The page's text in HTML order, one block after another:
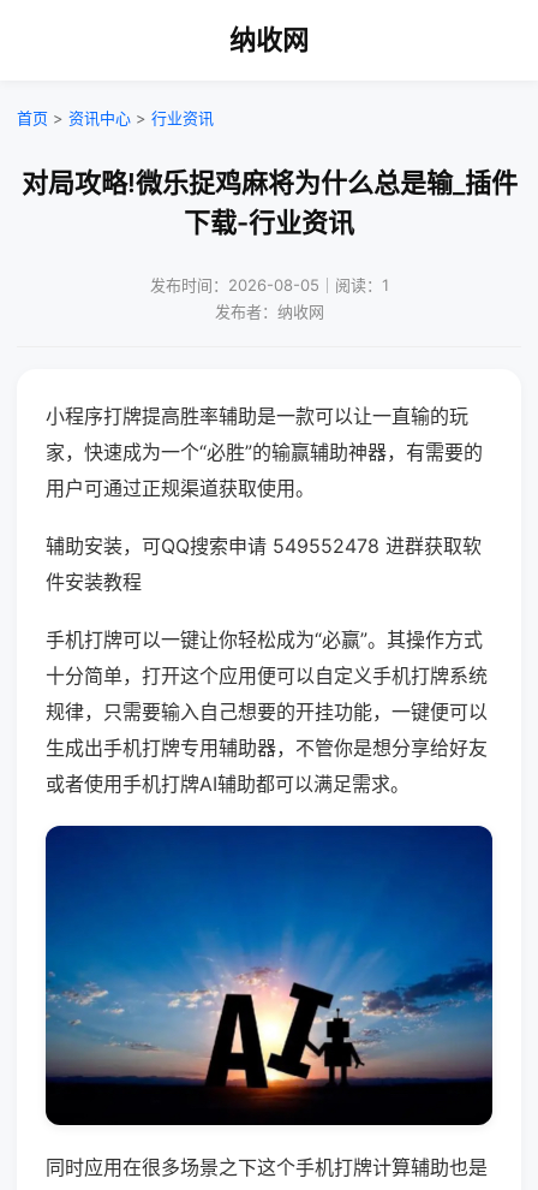
纳收网
首页 > 资讯中心 > 行业资讯
对局攻略!微乐捉鸡麻将为什么总是输_插件
下载-行业资讯
发布时间：2026-08-05｜阅读：1
发布者：纳收网
小程序打牌提高胜率辅助是一款可以让一直输的玩
家，快速成为一个“必胜”的输赢辅助神器，有需要的
用户可通过正规渠道获取使用。
辅助安装，可QQ搜索申请 549552478 进群获取软
件安装教程
手机打牌可以一键让你轻松成为“必赢”。其操作方式
十分简单，打开这个应用便可以自定义手机打牌系统
规律，只需要输入自己想要的开挂功能，一键便可以
生成出手机打牌专用辅助器，不管你是想分享给好友
或者使用手机打牌AI辅助都可以满足需求。
同时应用在很多场景之下这个手机打牌计算辅助也是